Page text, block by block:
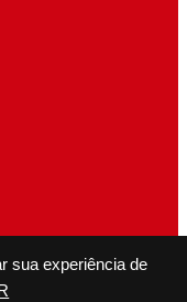
sua experiência de